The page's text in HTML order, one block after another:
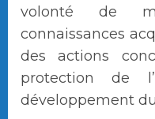
volonté de
connaissances
des actions
protection de
développement